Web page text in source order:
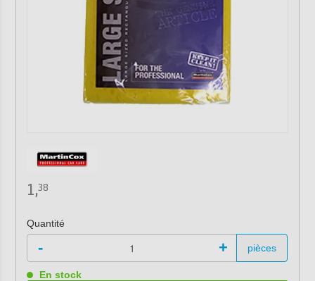
1,38
Quantité
- + pièces
En stock